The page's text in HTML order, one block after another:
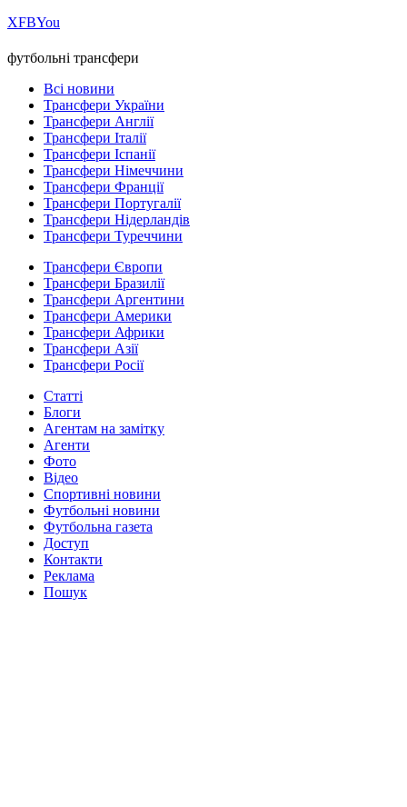
ХFBYou
футбольні трансфери
Всі новини
Трансфери України
Трансфери Англії
Трансфери Італії
Трансфери Іспанії
Трансфери Німеччини
Трансфери Франції
Трансфери Португалії
Трансфери Нідерландів
Трансфери Туреччини
Трансфери Європи
Трансфери Бразилії
Трансфери Аргентини
Трансфери Америки
Трансфери Африки
Трансфери Азії
Трансфери Росії
Статті
Блоги
Агентам на замітку
Агенти
Фото
Відео
Спортивні новини
Футбольні новини
Футбольна газета
Доступ
Контакти
Реклама
Пошук